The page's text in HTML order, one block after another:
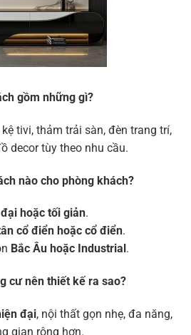
gồm những gì?
tivi, thảm trải sàn, đèn trang trí,
decor tùy theo nhu cầu.
nào cho phòng khách?
hoặc tối giản.
cổ điển hoặc cổ điển.
Bắc Âu hoặc Industrial .
cư nên thiết kế ra sao?
đại, nội thất gọn nhẹ, đa năng,
gian rộng hơn.